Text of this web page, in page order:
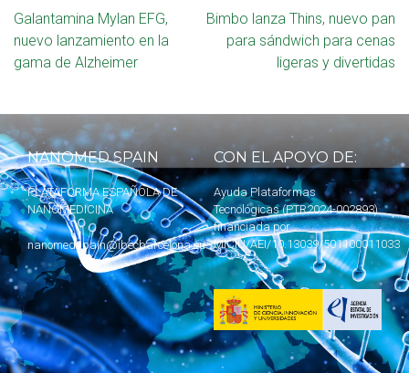
Galantamina Mylan EFG,
nuevo lanzamiento en la
gama de Alzheimer
Bimbo lanza Thins, nuevo pan
para sándwich para cenas
ligeras y divertidas
NANOMED SPAIN
PLATAFORMA ESPAÑOLA DE
NANOMEDICINA
nanomedspain@ibecbarcelona.eu
CON EL APOYO DE:
Ayuda Plataformas
Tecnológicas (PTR2024-002893)
financiada por
MICIU/AEI/10.13039/501100011033